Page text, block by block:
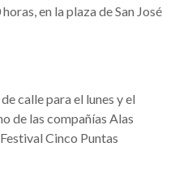
en la plaza de San José
calle para el lunes y el
de las compañías Alas
Cinco Puntas